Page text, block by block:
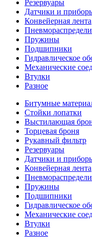
Резервуары
Датчики и
Конвейерная лента
Пружины
Подшипники
Гидравлическое
Механические
Втулки
Разное
Битумные
Стойки лопатки
Выстилающая
Торцевая броня
Рукавный фильтр
Резервуары
Датчики и
Конвейерная лента
Пружины
Подшипники
Гидравлическое
Механические
Втулки
Разное